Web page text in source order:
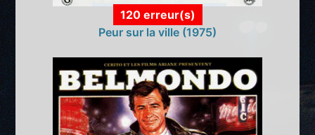
120 erreur(s)
Peur sur la ville (1975)